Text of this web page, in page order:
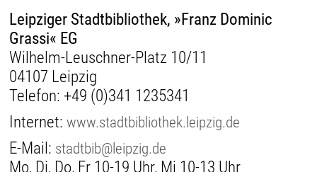
Leipziger Stadtbibliothek, »Franz Dominic
Grassi« EG
Wilhelm-Leuschner-Platz 10/11
04107 Leipzig
Telefon: +49 (0)341 1235341
Internet:www.stadtbibliothek.leipzig.de
E-Mail: stadtbib@leipzig.de
Mo, Di, Do, Fr 10-19 Uhr, Mi 10-13 Uhr